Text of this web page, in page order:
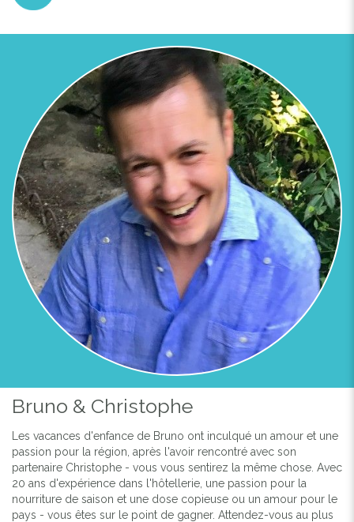
Previous Next
Bruno & Christophe
Les vacances d'enfance de Bruno ont inculqué un amour et une
passion pour la région, après l'avoir rencontré avec son
partenaire Christophe - vous vous sentirez la même chose. Avec
20 ans d'expérience dans l'hôtellerie, une passion pour la
nourriture de saison et une dose copieuse ou un amour pour le
pays - vous êtes sur le point de gagner. Attendez-vous au plus